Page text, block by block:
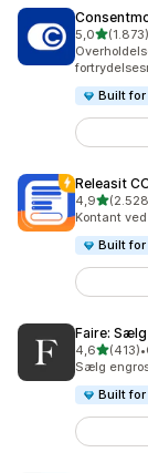
5,0ud af 5
(1.873)
1873
Built
Releasit
4,9ud af 5
2528
Kontant
Built
Faire: Sælg
4,6ud af 5
(413)
413 •
Sælg
Built